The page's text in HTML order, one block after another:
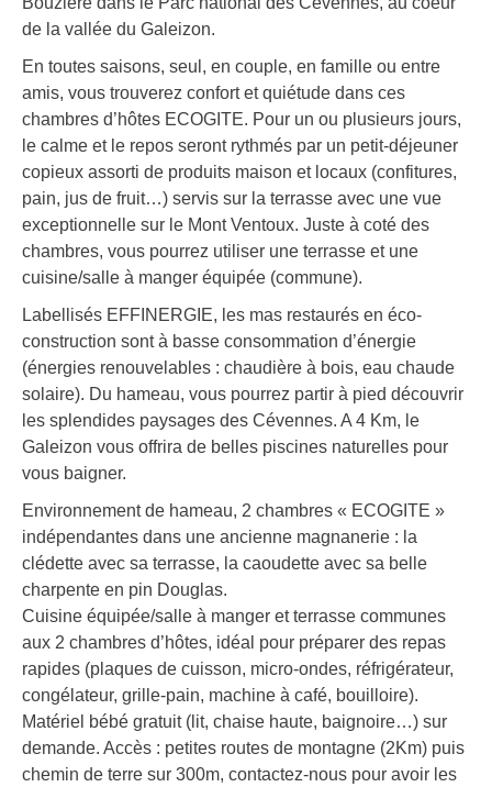
de la vallée du Galeizon.
En toutes saisons, seul, en couple, en famille ou entre
amis, vous trouverez confort et quiétude dans ces
chambres d’hôtes ECOGITE. Pour un ou plusieurs jours,
le calme et le repos seront rythmés par un petit-déjeuner
copieux assorti de produits maison et locaux (confitures,
pain, jus de fruit…) servis sur la terrasse avec une vue
exceptionnelle sur le Mont Ventoux. Juste à coté des
chambres, vous pourrez utiliser une terrasse et une
cuisine/salle à manger équipée (commune).
Labellisés EFFINERGIE, les mas restaurés en éco-
construction sont à basse consommation d’énergie
(énergies renouvelables : chaudière à bois, eau chaude
solaire). Du hameau, vous pourrez partir à pied découvrir
les splendides paysages des Cévennes. A 4 Km, le
Galeizon vous offrira de belles piscines naturelles pour
vous baigner.
Environnement de hameau, 2 chambres « ECOGITE »
indépendantes dans une ancienne magnanerie : la
clédette avec sa terrasse, la caoudette avec sa belle
charpente en pin Douglas.
Cuisine équipée/salle à manger et terrasse communes
aux 2 chambres d’hôtes, idéal pour préparer des repas
rapides (plaques de cuisson, micro-ondes, réfrigérateur,
congélateur, grille-pain, machine à café, bouilloire).
Matériel bébé gratuit (lit, chaise haute, baignoire…) sur
demande. Accès : petites routes de montagne (2Km) puis
chemin de terre sur 300m, contactez-nous pour avoir les